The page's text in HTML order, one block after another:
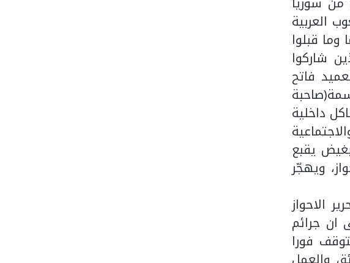
العربية
وما قبلوا
شاركوا
فاتح
داخلية
يقبع
ويهجّر
الاحواز
ان جرائم
فورا